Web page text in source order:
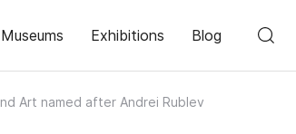
Museums Exhibitions Blog
Art named after Andrei Rublev